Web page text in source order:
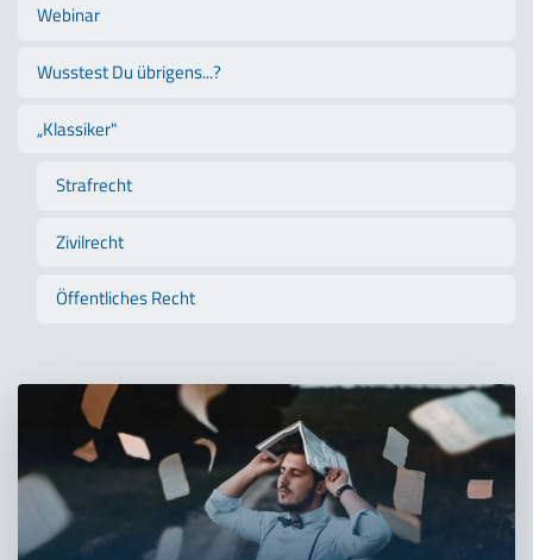
Webinar
Wusstest Du übrigens...?
„Klassiker"
Strafrecht
Zivilrecht
Öffentliches Recht